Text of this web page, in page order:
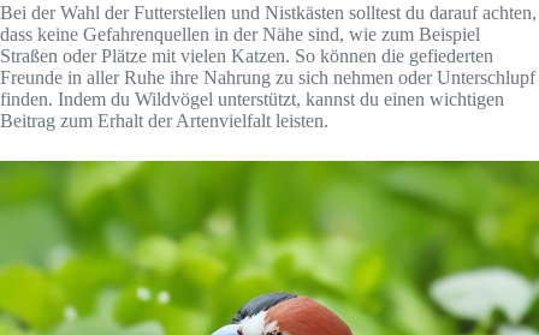
Bei der Wahl der Futterstellen und Nistkästen solltest du darauf achten,
dass keine Gefahrenquellen in der Nähe sind, wie zum Beispiel
Straßen oder Plätze mit vielen Katzen. So können die gefiederten
Freunde in aller Ruhe ihre Nahrung zu sich nehmen oder Unterschlupf
finden. Indem du Wildvögel unterstützt, kannst du einen wichtigen
Beitrag zum Erhalt der Artenvielfalt leisten.